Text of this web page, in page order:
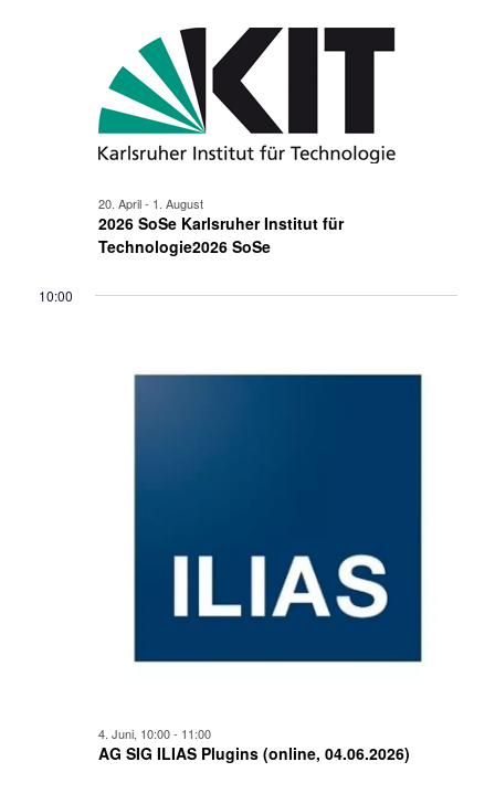
2026 SoSe Karlsruher Institut für
Technologie2026 SoSe
20. April- 1. August
10:00
AG SIG ILIAS Plugins (online, 04.06.2026)
4. Juni, 10:00- 11:00